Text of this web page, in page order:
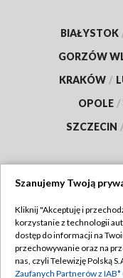
BIAŁYSTOK
GORZÓW
KRAKÓW /
OPOLE /
SZCZECIN
Abonament TVP
Emisja w TVP
Szanujemy Twoją
Kliknij "Akceptuję i
korzystanie z technologii
dostęp do informacji na
przechowywanie oraz na
nas, czyli Telewizję Polską
Zaufanych Partnerów z